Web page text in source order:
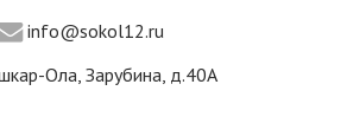
info@sokol12.ru
Ола, Зарубина, д.40А